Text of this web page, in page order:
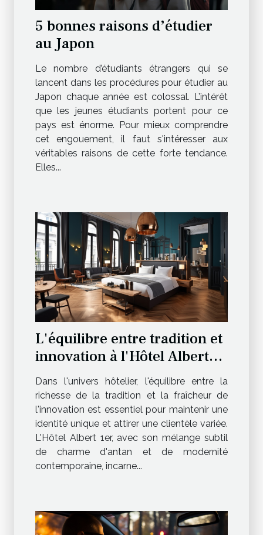
5 bonnes raisons d’étudier
au Japon
Le nombre d’étudiants étrangers qui se
lancent dans les procédures pour étudier au
Japon chaque année est colossal. L’intérêt
que les jeunes étudiants portent pour ce
pays est énorme. Pour mieux comprendre
cet engouement, il faut s'intéresser aux
véritables raisons de cette forte tendance.
Elles...
L'équilibre entre tradition et
innovation à l'Hôtel Albert
1er
Dans l'univers hôtelier, l'équilibre entre la
richesse de la tradition et la fraîcheur de
l'innovation est essentiel pour maintenir une
identité unique et attirer une clientèle variée.
L'Hôtel Albert 1er, avec son mélange subtil
de charme d'antan et de modernité
contemporaine, incarne...